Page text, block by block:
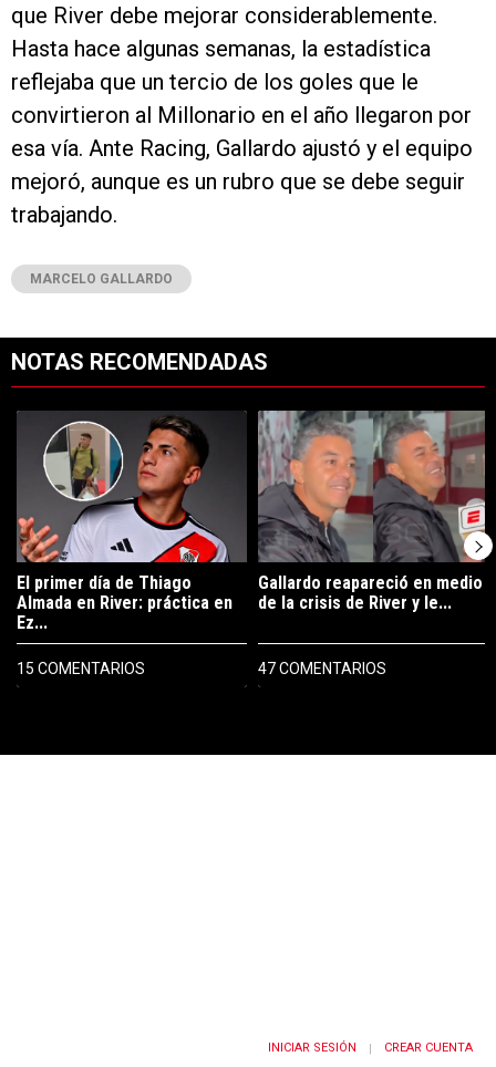
que River debe mejorar considerablemente.
Hasta hace algunas semanas, la estadística
reflejaba que un tercio de los goles que le
convirtieron al Millonario en el año llegaron por
esa vía. Ante Racing, Gallardo ajustó y el equipo
mejoró, aunque es un rubro que se debe seguir
trabajando.
MARCELO GALLARDO
NOTAS RECOMENDADAS
Un artículo de tendencia con el título "El primer día de Thiago
El primer día de Thiago
Almada en River: práctica en
Ez...
15 COMENTARIOS
Un artículo de tendencia con el
Gallardo reapareció en medio
de la crisis de River y le...
47 COMENTARIOS
INICIAR SESIÓN | CREAR CUENTA